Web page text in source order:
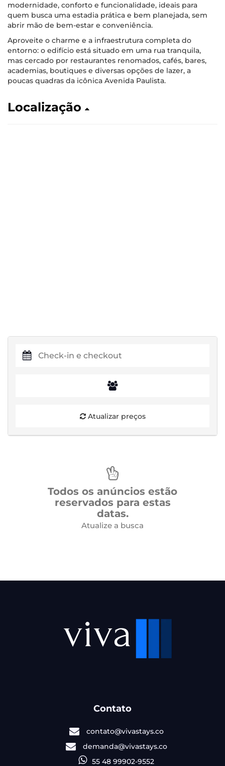
modernidade, conforto e funcionalidade, ideais para
quem busca uma estadia prática e bem planejada, sem
abrir mão de bem-estar e conveniência.
Aproveite o charme e a infraestrutura completa do
entorno: o edifício está situado em uma rua tranquila,
mas cercado por restaurantes renomados, cafés, bares,
academias, boutiques e diversas opções de lazer, a
poucas quadras da icônica Avenida Paulista.
Localização
Atualizar preços
Todos os anúncios estão
reservados para estas
datas.
Atualize a busca
Contato
contato@vivastays.co
demanda@vivastays.co
55 48 99902-9552